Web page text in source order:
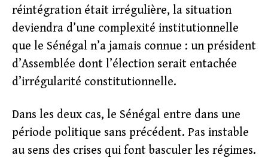
réintégration était irrégulière, la situation
deviendra d’une complexité institutionnelle
que le Sénégal n’a jamais connue : un président
d’Assemblée dont l’élection serait entachée
d’irrégularité constitutionnelle.
Dans les deux cas, le Sénégal entre dans une
période politique sans précédent. Pas instable
au sens des crises qui font basculer les régimes.